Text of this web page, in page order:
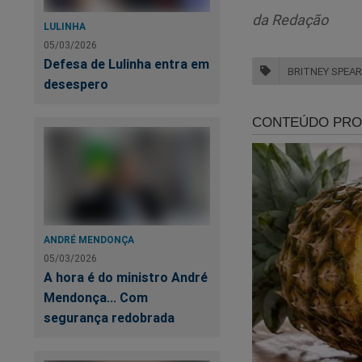
LULINHA
05/03/2026
Defesa de Lulinha entra em
desespero
ANDRÉ MENDONÇA
05/03/2026
A hora é do ministro André
Mendonça... Com
segurança redobrada
Estamos
fortalecer a nossa
assistir o primeiro
Revista A
no link:https://
da Redação
BRITNEY